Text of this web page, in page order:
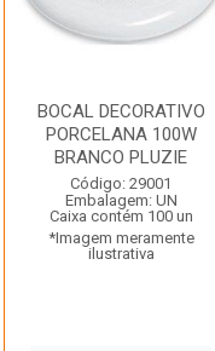
BOCAL DECORATIVO
PORCELANA 100W
BRANCO PLUZIE
Código: 29001
Embalagem: UN
Caixa contém 100 un
*Imagem meramente
ilustrativa